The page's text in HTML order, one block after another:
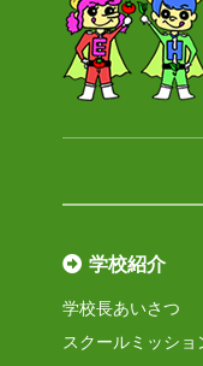
学校紹介
学校長あいさつ
スクールミッショ